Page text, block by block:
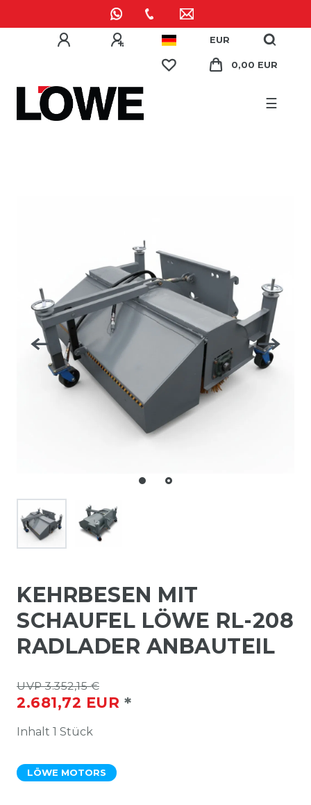
EUR
0,00 EUR
☰
KEHRBESEN MIT
SCHAUFEL LÖWE RL-208
RADLADER ANBAUTEIL
UVP 3.352,15 €
2.681,72 EUR *
Inhalt 1 Stück
LÖWE MOTORS